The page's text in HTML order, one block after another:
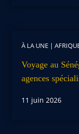
À LA UNE |
Voyage au
agences
11 juin 2026